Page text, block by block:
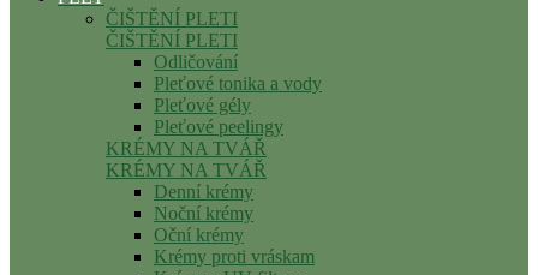
ČIŠTĚNÍ PLETI
ČIŠTĚNÍ PLETI
Odličování
Pleťové tonika a vody
Pleťové gély
Pleťové peelingy
KRÉMY NA TVÁŘ
KRÉMY NA TVÁŘ
Denní krémy
Noční krémy
Oční krémy
Krémy proti vráskam